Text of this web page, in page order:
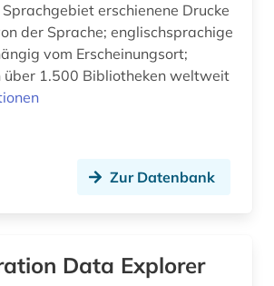
kolonialismus (2)
kreolische sprachen (1)
kunsthandel (1)
erschienene Drucke
der Sprache; englischsprachige
vom Erscheinungsort;
über 1.500 Bibliotheken weltweit
Zur Datenbank
Data Explorer